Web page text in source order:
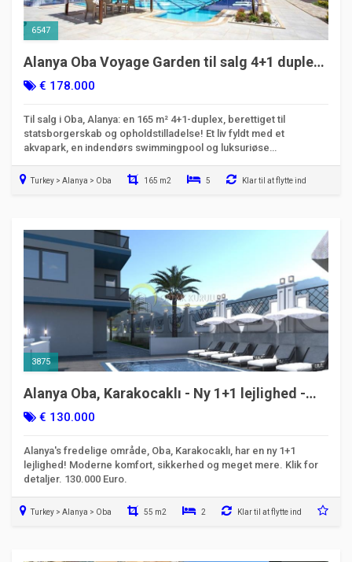
6547
Alanya Oba Voyage Garden til salg 4+1 duplex
- berettiget til statsborgerskab
€ 178.000
Til salg i Oba, Alanya: en 165 m² 4+1-duplex, berettiget til
statsborgerskab og opholdstilladelse! Et liv fyldt med et
akvapark, en indendørs swimmingpool og luksuriøse
Turkey > Alanya > Oba 165 m2 5 Klar til at flytte ind
3875
Alanya Oba, Karakocaklı - Ny 1+1 lejlighed -
Moderne komfort og sikkerhed!
€ 130.000
Alanya's fredelige område, Oba, Karakocaklı, har en ny 1+1
lejlighed! Moderne komfort, sikkerhed og meget mere. Klik for
detaljer. 130.000 Euro.
Turkey > Alanya > Oba 55 m2 2 Klar til at flytte ind